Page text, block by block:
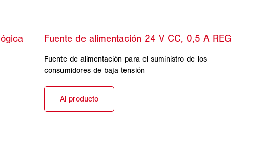
Fuente de alimentación para el suministro de los
consumidores de baja tensión